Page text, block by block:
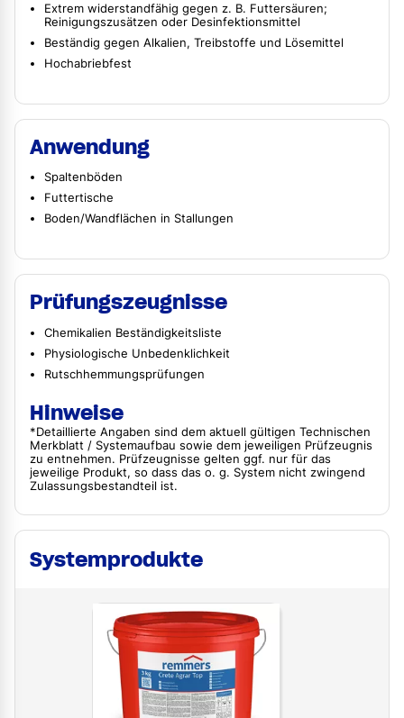
Extrem widerstandfähig gegen z. B. Futtersäuren;
Reinigungszusätzen oder Desinfektionsmittel
Beständig gegen Alkalien, Treibstoffe und Lösemittel
Hochabriebfest
Anwendung
Spaltenböden
Futtertische
Boden/Wandflächen in Stallungen
Prüfungszeugnisse
Chemikalien Beständigkeitsliste
Physiologische Unbedenklichkeit
Rutschhemmungsprüfungen
Hinweise
*Detaillierte Angaben sind dem aktuell gültigen Technischen
Merkblatt / Systemaufbau sowie dem jeweiligen Prüfzeugnis
zu entnehmen. Prüfzeugnisse gelten ggf. nur für das
jeweilige Produkt, so dass das o. g. System nicht zwingend
Zulassungsbestandteil ist.
Systemprodukte